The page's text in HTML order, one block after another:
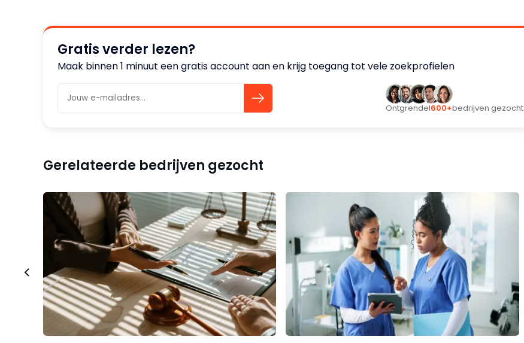
Gratis verder lezen?
Maak binnen 1 minuut een gratis account aan en krijg toegang tot vele zoekprofielen
Ontgrendel600+bedrijven gezocht
Gerelateerde bedrijven gezocht